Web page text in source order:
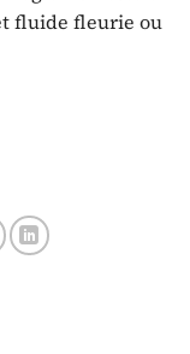
fluide fleurie ou